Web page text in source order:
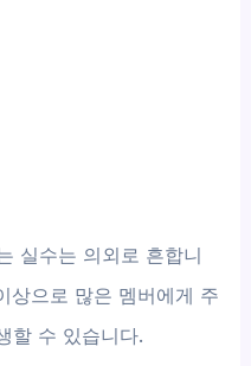
실수는 의외로 흔합니
상으로 많은 멤버에게 주
할 수 있습니다.